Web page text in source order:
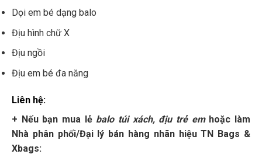
Dọi em bé dạng balo
Địu hình chữ X
Địu ngồi
Địu em bé đa năng
Liên hệ:
+ Nếu bạn mua lẻbalo túi xách, địu trẻ emhoặc làm
Nhà phân phối/Đại lý bán hàng nhãn hiệu TN Bags &
Xbags: